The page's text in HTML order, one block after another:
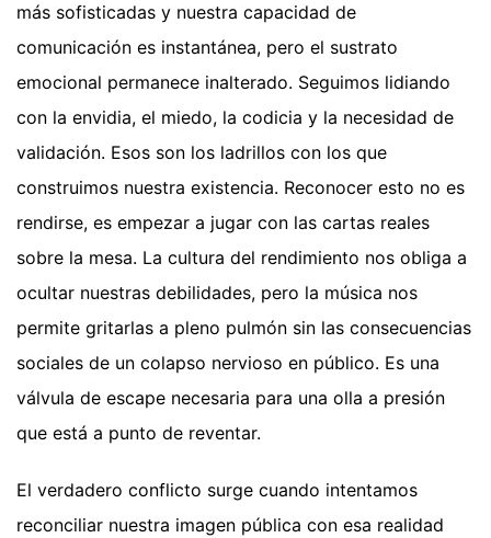
más sofisticadas y nuestra capacidad de
comunicación es instantánea, pero el sustrato
emocional permanece inalterado. Seguimos lidiando
con la envidia, el miedo, la codicia y la necesidad de
validación. Esos son los ladrillos con los que
construimos nuestra existencia. Reconocer esto no es
rendirse, es empezar a jugar con las cartas reales
sobre la mesa. La cultura del rendimiento nos obliga a
ocultar nuestras debilidades, pero la música nos
permite gritarlas a pleno pulmón sin las consecuencias
sociales de un colapso nervioso en público. Es una
válvula de escape necesaria para una olla a presión
que está a punto de reventar.
El verdadero conflicto surge cuando intentamos
reconciliar nuestra imagen pública con esa realidad